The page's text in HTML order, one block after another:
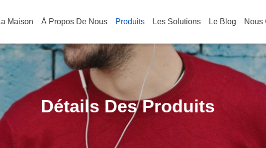
Maison À Propos De Nous Produits Les Solutions Le Blog Nous
Détails Des Produits